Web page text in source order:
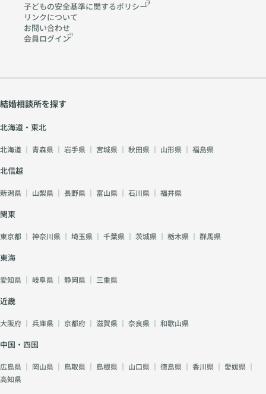
子どもの安全基準に関するポリシー
リンクについて
お問い合わせ
会員ログイン
結婚相談所を探す
北海道・東北
北海道 ｜ 青森県 ｜ 岩手県 ｜ 宮城県 ｜ 秋田県 ｜ 山形県 ｜ 福島県
北信越
新潟県 ｜ 山梨県 ｜ 長野県 ｜ 富山県 ｜ 石川県 ｜ 福井県
関東
東京都 ｜ 神奈川県 ｜ 埼玉県 ｜ 千葉県 ｜ 茨城県 ｜ 栃木県 ｜ 群馬県
東海
愛知県 ｜ 岐阜県 ｜ 静岡県 ｜ 三重県
近畿
大阪府 ｜ 兵庫県 ｜ 京都府 ｜ 滋賀県 ｜ 奈良県 ｜ 和歌山県
中国・四国
広島県 ｜ 岡山県 ｜ 鳥取県 ｜ 島根県 ｜ 山口県 ｜ 徳島県 ｜ 香川県 ｜ 愛媛県 ｜
高知県